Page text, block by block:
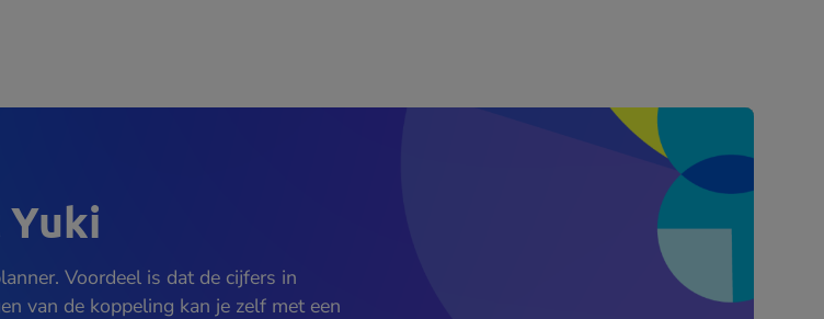
Voordeel is dat de cijfers in
van de koppeling kan je zelf met een